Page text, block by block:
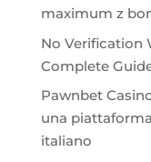
maximum z
No Verification
Complete
Pawnbet
una
italiano